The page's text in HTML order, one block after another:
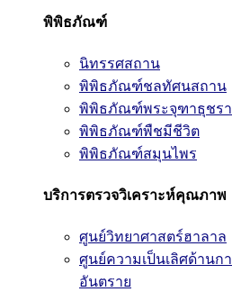
พิพิธภัณฑ์
นิทรรศสถาน
พิพิธภัณฑ์ชลทัศนสถาน
พิพิธภัณฑ์พระจุฑาธุชร
พิพิธภัณฑ์พืชมีชีวิต
พิพิธภัณฑ์สมุนไพร
บริการตรวจวิเคราะห์คุณภาพ
ศูนย์วิทยาศาสตร์ฮาลาล
ศูนย์ความเป็นเลิศด้านก
อันตราย